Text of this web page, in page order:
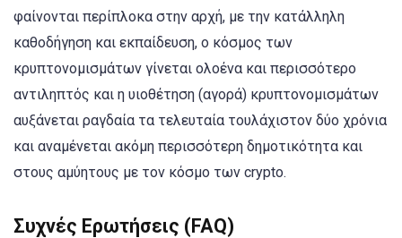
φαίνονται περίπλοκα στην αρχή, με την κατάλληλη
καθοδήγηση και εκπαίδευση, ο κόσμος των
κρυπτονομισμάτων γίνεται ολοένα και περισσότερο
αντιληπτός και η υιοθέτηση (αγορά) κρυπτονομισμάτων
αυξάνεται ραγδαία τα τελευταία τουλάχιστον δύο χρόνια
και αναμένεται ακόμη περισσότερη δημοτικότητα και
στους αμύητους με τον κόσμο των crypto.
Συχνές Ερωτήσεις (FAQ)